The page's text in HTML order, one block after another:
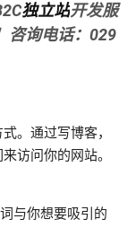
独立站开发服
咨询电话：029
。通过写博客，
访问你的网站。
与你想要吸引的